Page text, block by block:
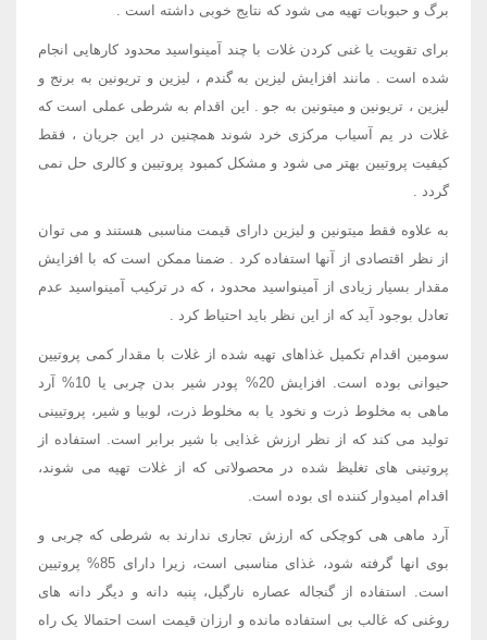
برگ و حبوبات تهیه می شود که نتایج خوبی داشته است .
برای تقویت یا غنی کردن غلات با چند آمینواسید محدود کارهایی انجام
شده است . مانند افزایش لیزین به گندم ، لیزین و تریونین به برنج و
لیزین ، تریونین و میتونین به جو . این اقدام به شرطی عملی است که
غلات در یم آسیاب مرکزی خرد شوند همچنین در این جریان ، فقط
کیفیت پروتیین بهتر می شود و مشکل کمبود پروتیین و کالری حل نمی
گردد .
به علاوه فقط میتونین و لیزین دارای قیمت مناسبی هستند و می توان
از نظر اقتصادی از آنها استفاده کرد . ضمنا ممکن است که با افزایش
مقدار بسیار زیادی از آمینواسید محدود ، که در ترکیب آمینواسید عدم
تعادل بوجود آید که از این نظر باید احتیاط کرد .
سومین اقدام تکمیل غذاهای تهیه شده از غلات با مقدار کمی پروتیین
حیوانی بوده است. افزایش 20% پودر شیر بدن چربی یا 10% آرد
ماهی به مخلوط ذرت و نخود یا به مخلوط ذرت، لوبیا و شیر، پروتیینی
تولید می کند که از نظر ارزش غذایی با شیر برابر است. استفاده از
پروتینی های تغلیظ شده در محصولاتی که از غلات تهیه می شوند،
اقدام امیدوار کننده ای بوده است.
آرد ماهی هی کوچکی که ارزش تجاری ندارند به شرطی که چربی و
بوی انها گرفته شود، غذای مناسبی است، زیرا دارای 85% پروتیین
است. استفاده از گنجاله عصاره نارگیل، پنبه دانه و دیگر دانه های
روغنی که غالب بی استفاده مانده و ارزان قیمت است احتمالا یک راه